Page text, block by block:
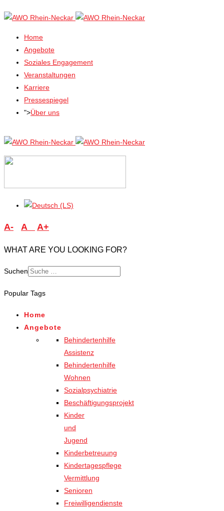
Home
Angebote
Soziales Engagement
Veranstaltungen
Karriere
Pressespiegel
">Über uns
A- A A+
WHAT ARE YOU LOOKING FOR?
Suchen
Popular Tags
Home
Angebote
Behindertenhilfe
Assistenz
Behindertenhilfe
Wohnen
Sozialpsychiatrie
Beschäftigungsprojekt
Kinder
und
Jugend
Kinderbetreuung
Kindertagespflege
Vermittlung
Senioren
Freiwilligendienste